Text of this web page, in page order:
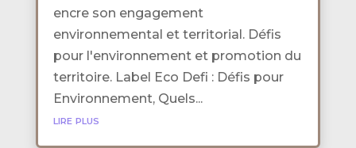
encre son engagement
environnemental et territorial. Défis
pour l'environnement et promotion du
territoire. Label Eco Defi : Défis pour
Environnement, Quels...
lire plus